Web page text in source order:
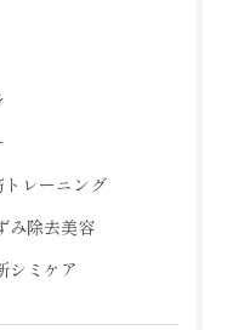
レーニング
み除去美容
シミケア